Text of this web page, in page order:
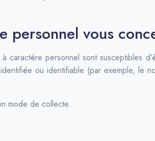
personnel vous
caractère personnel sont susceptibles
ou identifiable (par exemple, le
mode de collecte.